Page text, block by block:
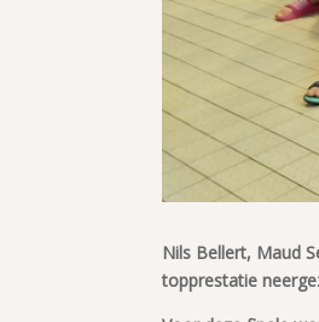
Nils Bellert, Maud
topprestatie